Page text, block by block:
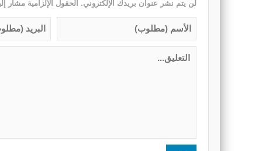
لن يتم نشر عنوان بريدك الإلكتروني. الحقول الإلزامية مشار